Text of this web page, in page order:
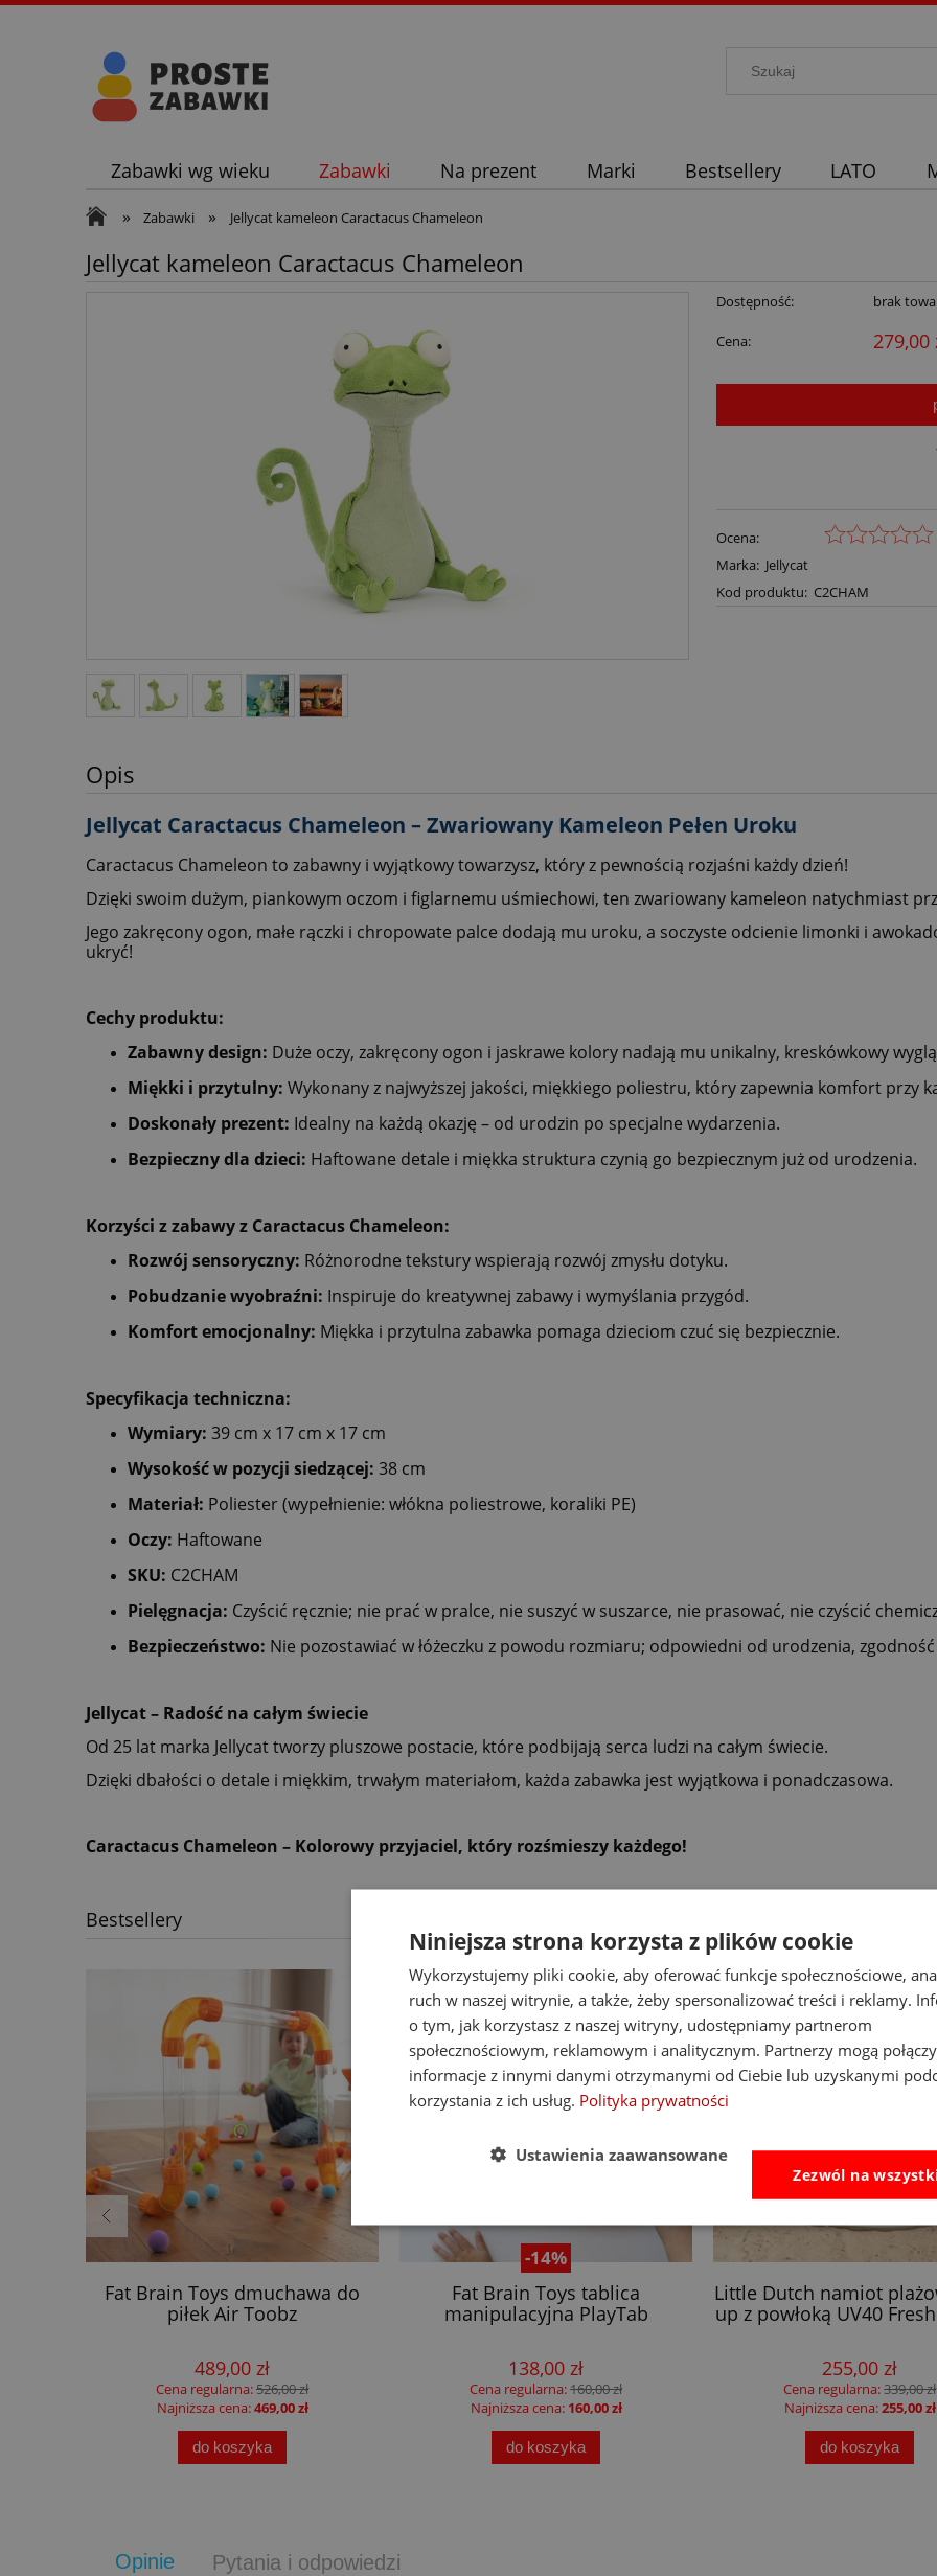
Zabawki wg wieku Zabawki Na prezent Marki Bestsellery LATO
» Zabawki » Jellycat kameleon Caractacus Chameleon
Jellycat kameleon Caractacus Chameleon
Dostępność: brak
Cena: 279,00
Ocena:
Marka: Jellycat
Kod produktu: C2CHAM
Opis
Jellycat Caractacus Chameleon – Zwariowany Kameleon Pełen Uroku
Caractacus Chameleon to zabawny i wyjątkowy towarzysz, który z pewnością rozjaśni każdy dzień!
Dzięki swoim dużym, piankowym oczom i figlarnemu uśmiechowi, ten zwariowany kameleon natychmiast
Jego zakręcony ogon, małe rączki i chropowate palce dodają mu uroku, a soczyste odcienie limonki i
ukryć!
Cechy produktu:
Zabawny design: Duże oczy, zakręcony ogon i jaskrawe kolory nadają mu unikalny, kreskówkowy
Miękki i przytulny: Wykonany z najwyższej jakości, miękkiego poliestru, który zapewnia komfort przy
Doskonały prezent: Idealny na każdą okazję – od urodzin po specjalne wydarzenia.
Bezpieczny dla dzieci: Haftowane detale i miękka struktura czynią go bezpiecznym już od urodzenia.
Korzyści z zabawy z Caractacus Chameleon:
Rozwój sensoryczny: Różnorodne tekstury wspierają rozwój zmysłu dotyku.
Pobudzanie wyobraźni: Inspiruje do kreatywnej zabawy i wymyślania przygód.
Komfort emocjonalny: Miękka i przytulna zabawka pomaga dzieciom czuć się bezpiecznie.
Specyfikacja techniczna:
Wymiary: 39 cm x 17 cm x 17 cm
Wysokość w pozycji siedzącej: 38 cm
Materiał: Poliester (wypełnienie: włókna poliestrowe, koraliki PE)
Oczy: Haftowane
SKU: C2CHAM
Pielęgnacja: Czyścić ręcznie; nie prać w pralce, nie suszyć w suszarce, nie prasować, nie czyścić
Bezpieczeństwo: Nie pozostawiać w łóżeczku z powodu rozmiaru; odpowiedni od urodzenia, zgodność
Jellycat – Radość na całym świecie
Od 25 lat marka Jellycat tworzy pluszowe postacie, które podbijają serca ludzi na całym świecie.
Dzięki dbałości o detale i miękkim, trwałym materiałom, każda zabawka jest wyjątkowa i ponadczasowa.
Caractacus Chameleon – Kolorowy przyjaciel, który rozśmieszy każdego!
Bestsellery
Fat Brain Toys dmuchawa do
piłek Air Toobz
489,00 zł
Cena regularna:526,00 zł
Najniższa cena:469,00 zł
do koszyka
-14%
Fat Brain Toys tablica
manipulacyjna PlayTab
138,00 zł
Cena regularna:160,00 zł
Najniższa cena: 160,00 zł
do koszyka
Little Dutch namiot
up z powłoką UV40
255,00 zł
Cena regularna:339,00 zł
Najniższa cena:255,00 zł
do koszyka
Opinie Pytania i odpowiedzi
Niniejsza strona korzysta z plików cookie
Wykorzystujemy pliki cookie, aby oferować funkcje społecznościowe,
ruch w naszej witrynie, a także, żeby spersonalizować treści i reklamy.
o tym, jak korzystasz z naszej witryny, udostępniamy partnerom
społecznościowym, reklamowym i analitycznym. Partnerzy mogą
informacje z innymi danymi otrzymanymi od Ciebie lub uzyskanymi
korzystania z ich usług. Polityka prywatności
Zezwól na
Ustawienia zaawansowane